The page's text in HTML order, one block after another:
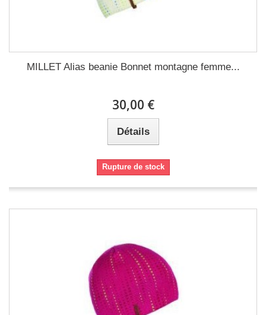
MILLET Alias beanie Bonnet montagne femme...
30,00 €
Détails
Rupture de stock